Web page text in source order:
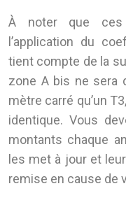
À noter que ces
l’application du
tient compte de la
zone A bis ne sera
mètre carré qu’un
identique. Vous
montants chaque
les met à jour et
remise en cause de